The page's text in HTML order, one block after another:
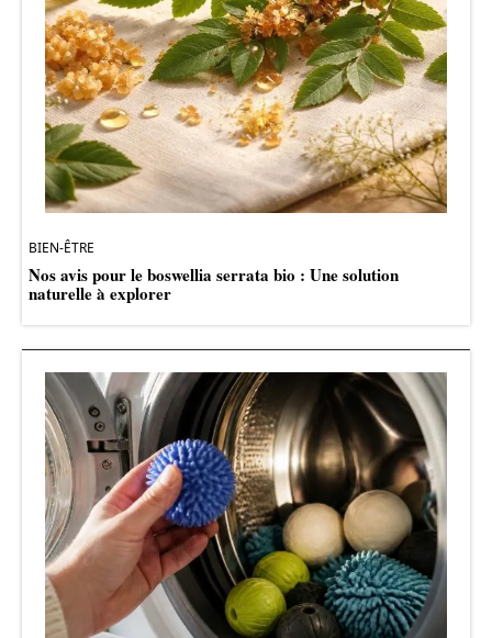
BIEN-ÊTRE
Nos avis pour le boswellia serrata bio : Une solution
naturelle à explorer